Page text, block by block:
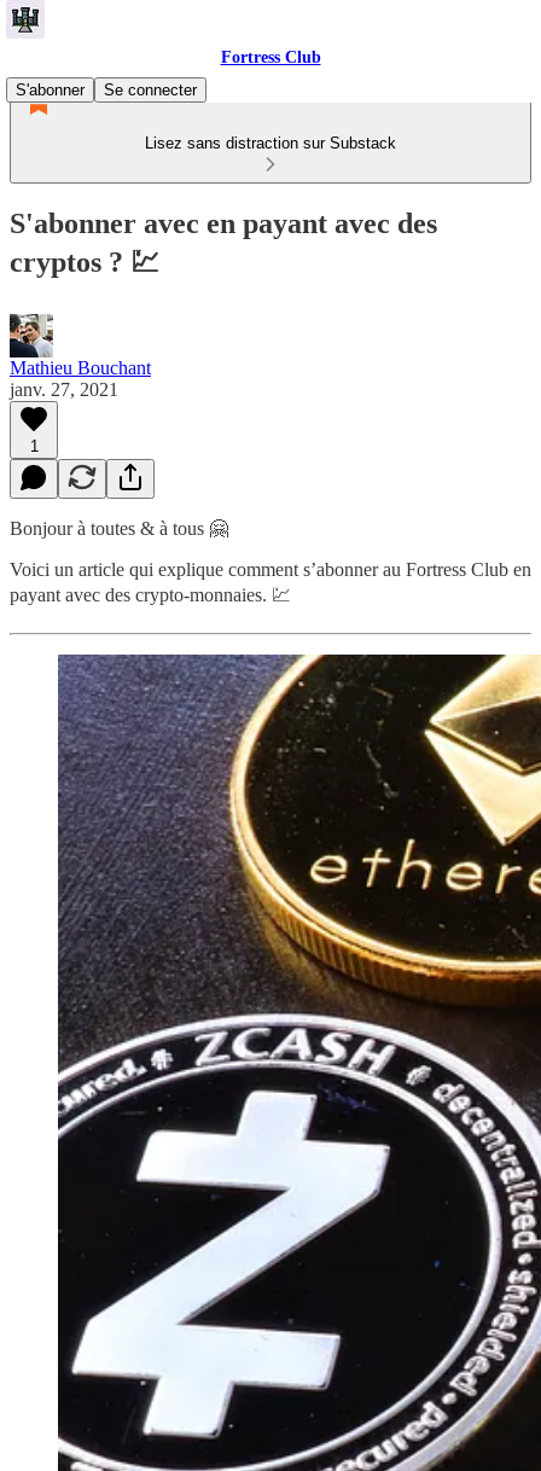
Fortress Club
S'abonner
Se connecter
Lisez sans distraction sur Substack
S'abonner avec en payant avec des
cryptos ? 💹
Mathieu Bouchant
janv. 27, 2021
1
Bonjour à toutes & à tous 🤗
Voici un article qui explique comment s’abonner au Fortress Club en
payant avec des crypto-monnaies. 💹